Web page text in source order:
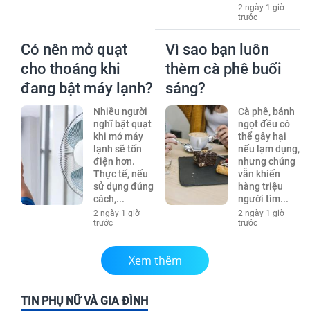
2 ngày 1 giờ
trước
Có nên mở quạt
cho thoáng khi
đang bật máy lạnh?
Nhiều người
nghĩ bật quạt
khi mở máy
lạnh sẽ tốn
điện hơn.
Thực tế, nếu
sử dụng đúng
cách,...
2 ngày 1 giờ
trước
Vì sao bạn luôn
thèm cà phê buổi
sáng?
Cà phê, bánh
ngọt đều có
thể gây hại
nếu lạm dụng,
nhưng chúng
vẫn khiến
hàng triệu
người tìm...
2 ngày 1 giờ
trước
Xem thêm
TIN PHỤ NỮ VÀ GIA ĐÌNH